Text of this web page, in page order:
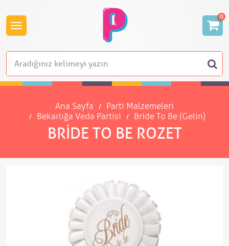
0
Ana Sayfa
Parti Malzemeleri
Bekarlığa Veda Partisi
Bride To Be (Gelin)
BRIDE TO BE ROZET